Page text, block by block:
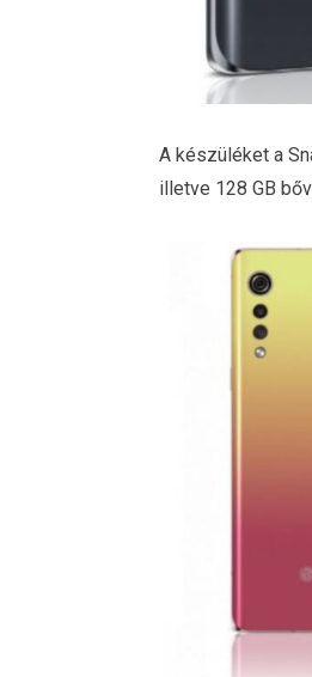
A készüléket a
illetve 128 GB